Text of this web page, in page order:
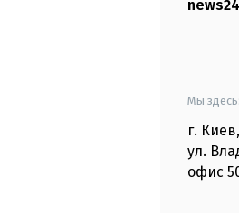
Мы здесь:
г. Киев,
ул.
офис